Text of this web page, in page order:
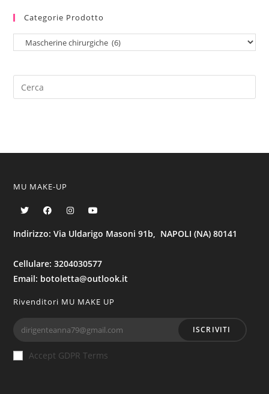
Categorie Prodotto
MU MAKE-UP
Indirizzo: Via Uldarigo Masoni 91b, NAPOLI (NA) 80141
Cellulare: 3204030577
Email: botoletta@outlook.it
Rivenditori MU MAKE UP
ISCRIVITI
Accept GDPR Terms